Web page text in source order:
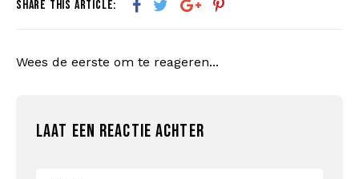
SHARE THIS ARTICLE:
Wees de eerste om te reageren...
LAAT EEN REACTIE ACHTER